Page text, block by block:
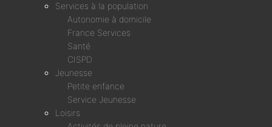
Services à la population
Autonomie à domicile
France Services
Santé
CISPD
Jeunesse
Petite enfance
Service Jeunesse
Loisirs